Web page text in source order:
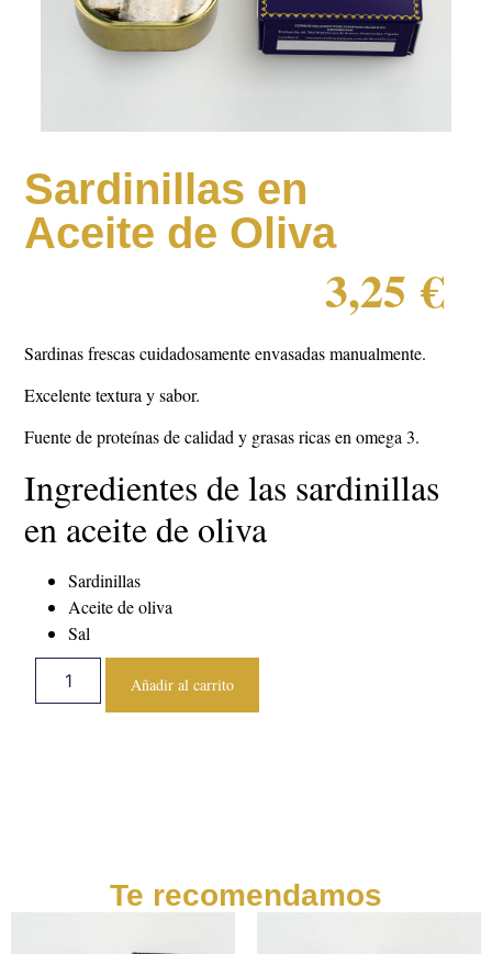
Sardinillas en
Aceite de Oliva
3,25€
Sardinas frescas cuidadosamente envasadas manualmente.
Excelente textura y sabor.
Fuente de proteínas de calidad y grasas ricas en omega 3.
Ingredientes de las sardinillas
en aceite de oliva
Sardinillas
Aceite de oliva
Sal
Añadir al carrito
Alternative:
Te recomendamos